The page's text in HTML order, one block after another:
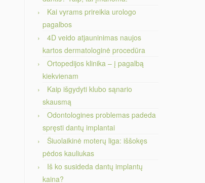
Kai vyrams prireikia urologo
pagalbos
4D veido atjauninimas naujos
kartos dermatologinė procedūra
Ortopedijos klinika – į pagalbą
kiekvienam
Kaip išgydyti klubo sąnario
skausmą
Odontologines problemas padeda
spręsti dantų implantai
Šiuolaikinė moterų liga: iššokęs
pėdos kauliukas
Iš ko susideda dantų implantų
kaina?